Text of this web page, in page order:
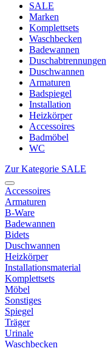
SALE
Marken
Komplettsets
Waschbecken
Badewannen
Duschabtrennungen
Duschwannen
Armaturen
Badspiegel
Installation
Heizkörper
Accessoires
Badmöbel
WC
Zur Kategorie SALE
Accessoires
Armaturen
B-Ware
Badewannen
Bidets
Duschwannen
Heizkörper
Installationsmaterial
Komplettsets
Möbel
Sonstiges
Spiegel
Träger
Urinale
Waschbecken